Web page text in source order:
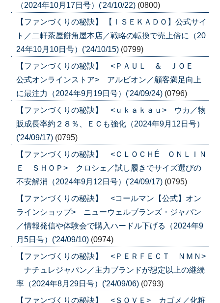
（2024年10月17日号）('24/10/22) (0800)
【ファンづくりの秘訣】 【ＩＳＥＫＡＤＯ】公式サイ
ト／二軒茶屋餅角屋本店／戦略の転換で売上倍に（20
24年10月10日号）('24/10/15) (0799)
【ファンづくりの秘訣】 <ＰＡＵＬ ＆ ＪＯＥ
公式オンラインストア> アルビオン／顧客満足向上
に最注力（2024年9月19日号）('24/09/24) (0796)
【ファンづくりの秘訣】 <ｕｋａｋａｕ> ウカ／物
販成長率約２８％、ＥＣも強化（2024年9月12日号）
('24/09/17) (0795)
【ファンづくりの秘訣】 <ＣＬＯＣＨÉ ＯＮＬＩＮ
Ｅ ＳＨＯＰ> クロシェ／試し履きでサイズ選びの
不安解消（2024年9月12日号）('24/09/17) (0795)
【ファンづくりの秘訣】 <コールマン【公式】オン
ラインショップ> ニューウェルブランズ・ジャパン
／情報発信や体験会で購入ハードル下げる（2024年9
月5日号）('24/09/10) (0974)
【ファンづくりの秘訣】 <ＰＥＲＦＥＣＴ ＮＭＮ>
ナチュレジャパン／主力ブランドが想定以上の継続
率（2024年8月29日号）('24/09/06) (0793)
【ファンづくりの秘訣】 <ＳＯＶＥ> カゴメ／化粧